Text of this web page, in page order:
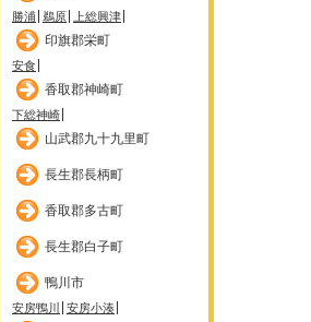
勝浦 鵜原 上総興津
印旗郡栄町
安食
香取郡神崎町
下総神崎
山武郡九十九里町
長生郡長柄町
香取郡多古町
長生郡白子町
鴨川市
安房鴨川 安房小湊